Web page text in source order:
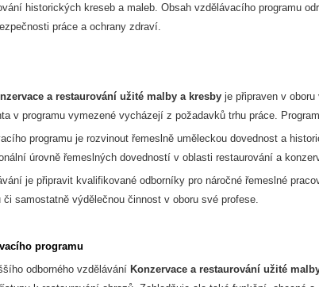
historických kreseb a maleb. Obsah vzdělávacího programu
práce a ochrany zdraví.
a restaurování užité malby a kresby je připraven v
v programu vymezené vycházejí z požadavků trhu práce.
programu je rozvinout řemeslně uměleckou dovednost a
úrovně řemeslných dovedností v oblasti restaurování a
je připravit kvalifikované odborníky pro náročné řemeslné
samostatně výdělečnou činnost v oboru své profese.
programu
odborného vzdělávání Konzervace a restaurování užité